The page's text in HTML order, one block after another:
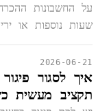
על החשבונות
שעות נוספות או
2026-06-21
תקציב מעשית